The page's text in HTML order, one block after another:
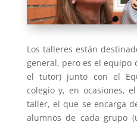
Los talleres están
general, pero es el equipo
el tutor) junto con el
colegio y, en ocasiones,
taller, el que se encarga
alumnos de cada grupo